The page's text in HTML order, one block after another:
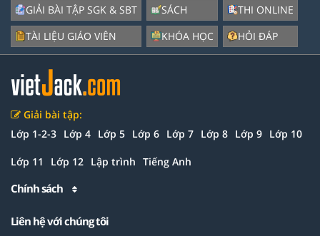
GIẢI BÀI TẬP SGK & SBT
TÀI LIỆU GIÁO VIÊN
SÁCH
KHÓA HỌC
THI ONLINE
HỎI ĐÁP
Giải bài tập:
Lớp 1-2-3 Lớp 4 Lớp 5 Lớp 6 Lớp 7 Lớp 8 Lớp 9 Lớp 10
Lớp 11 Lớp 12 Lập trình Tiếng Anh
Chính sách
Liên hệ với chúng tôi